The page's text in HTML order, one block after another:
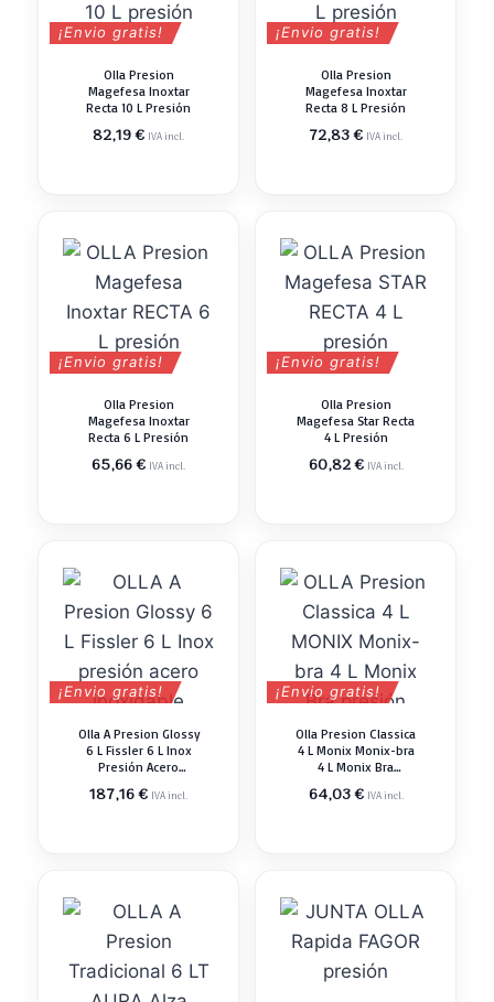
¡Envio gratis!
Olla Presion
Magefesa Inoxtar
Recta 10 L Presión
82,19€ IVA incl.
¡Envio gratis!
Olla Presion
Magefesa Inoxtar
Recta 8 L Presión
72,83€ IVA incl.
¡Envio gratis!
Olla Presion
Magefesa Inoxtar
Recta 6 L Presión
65,66€ IVA incl.
¡Envio gratis!
Olla Presion
Magefesa Star Recta
4 L Presión
60,82€ IVA incl.
¡Envio gratis!
Olla A Presion Glossy
6 L Fissler 6 L Inox
Presión Acero
187,16€ IVA incl.
¡Envio gratis!
Olla Presion Classica
4 L Monix Monix-bra
4 L Monix Bra
64,03€ IVA incl.